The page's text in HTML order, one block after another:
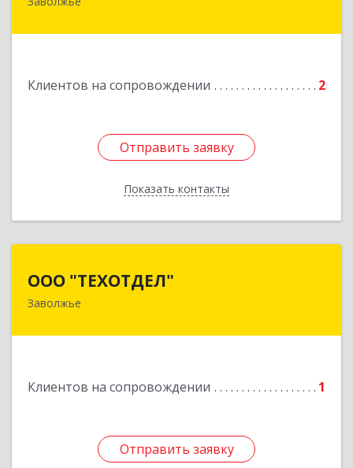
Клиентов на сопровождении 2
Отправить заявку
Показать контакты
Отправить заявку
Назад
ООО "ТЕХОТДЕЛ"
Заволжье
Клиентов на сопровождении 1
Отправить заявку
Отправить заявку